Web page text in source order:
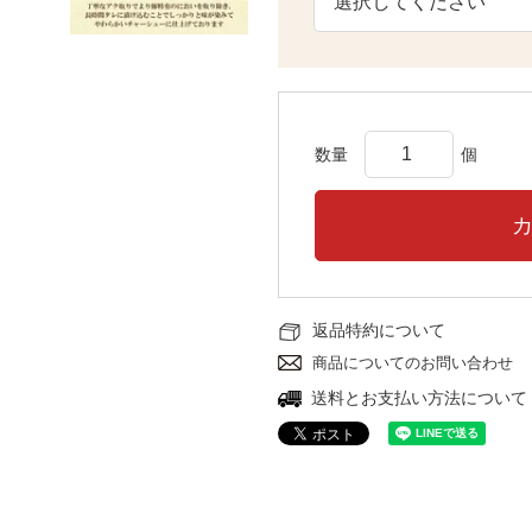
返品特約について
商品についてのお問い合わせ
送料とお支払い方法について